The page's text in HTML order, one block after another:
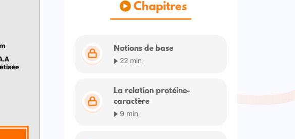
Chapitres
Notions de base
22 min
La relation protéine-
caractère
9 min